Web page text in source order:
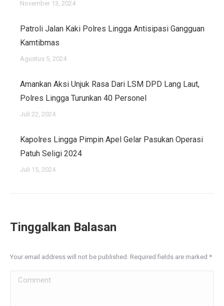
November 13, 2024
Patroli Jalan Kaki Polres Lingga Antisipasi Gangguan
Kamtibmas
Agustus 5, 2024
Amankan Aksi Unjuk Rasa Dari LSM DPD Lang Laut,
Polres Lingga Turunkan 40 Personel
Juli 22, 2024
Kapolres Lingga Pimpin Apel Gelar Pasukan Operasi
Patuh Seligi 2024
Juli 15, 2024
Tinggalkan Balasan
Your email address will not be published. Required fields are marked *
Comment